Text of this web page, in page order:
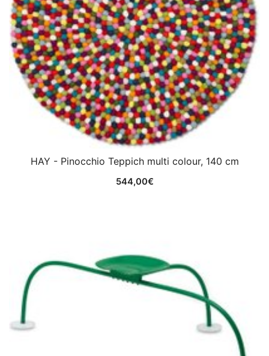
HAY - Pinocchio Teppich multi colour, 140 cm
544,00€